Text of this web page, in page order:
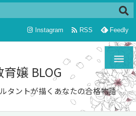
育嬢 BLOG
タントが描くあなたの合格物語

Instagram  RSS Feedly